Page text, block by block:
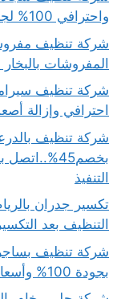
واحترافي 100% لجميع أنواع السجاد
المفروشات
احترافي وإزالة أصعب
شركة تنظيف
التنفيذ
التنظيف بعد التكسير
بجودة 100% وأسعار تنافسية